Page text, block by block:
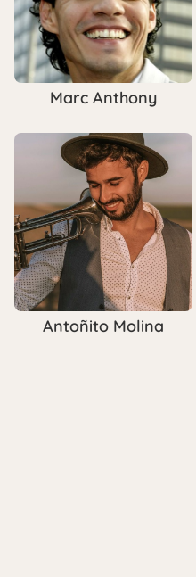
Marc Anthony
Antoñito Molina